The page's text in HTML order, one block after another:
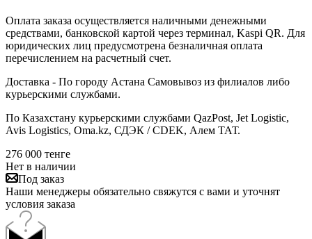
Оплата заказа осуществляется наличными денежными
средствами, банковской картой через терминал, Kaspi QR. Для
юридических лиц предусмотрена безналичная оплата
перечислением на расчетный счет.
Доставка - По городу Астана Самовывоз из филиалов либо
курьерскими службами.
По Казахстану курьерскими службами QazPost, Jet Logistic,
Avis Logistics, Oma.kz, СДЭК / CDEK, Алем ТАТ.
276 000 тенге
Нет в наличии
Под заказ
Наши менеджеры обязательно свяжутся с вами и уточнят
условия заказа